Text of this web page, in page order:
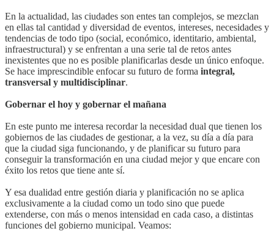
En la actualidad, las ciudades son entes tan complejos, se mezclan
en ellas tal cantidad y diversidad de eventos, intereses, necesidades y
tendencias de todo tipo (social, económico, identitario, ambiental,
infraestructural) y se enfrentan a una serie tal de retos antes
inexistentes que no es posible planificarlas desde un único enfoque.
Se hace imprescindible enfocar su futuro de forma integral,
transversal y multidisciplinar.
Gobernar el hoy y gobernar el mañana
En este punto me interesa recordar la necesidad dual que tienen los
gobiernos de las ciudades de gestionar, a la vez, su día a día para
que la ciudad siga funcionando, y de planificar su futuro para
conseguir la transformación en una ciudad mejor y que encare con
éxito los retos que tiene ante sí.
Y esa dualidad entre gestión diaria y planificación no se aplica
exclusivamente a la ciudad como un todo sino que puede
extenderse, con más o menos intensidad en cada caso, a distintas
funciones del gobierno municipal. Veamos: